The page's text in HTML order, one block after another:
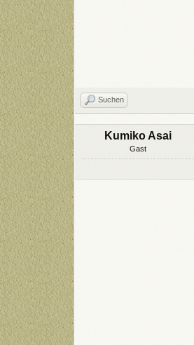
Suchen
Kumiko Asai
Gast